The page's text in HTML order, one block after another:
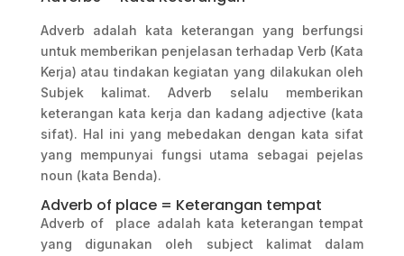
Adverb adalah kata keterangan yang berfungsi
untuk memberikan penjelasan terhadap Verb (Kata
Kerja) atau tindakan kegiatan yang dilakukan oleh
Subjek kalimat. Adverb selalu memberikan
keterangan kata kerja dan kadang adjective (kata
sifat). Hal ini yang mebedakan dengan kata sifat
yang mempunyai fungsi utama sebagai pejelas
noun (kata Benda).
Adverb of place = Keterangan tempat
Adverb of place adalah kata keterangan tempat
yang digunakan oleh subject kalimat dalam